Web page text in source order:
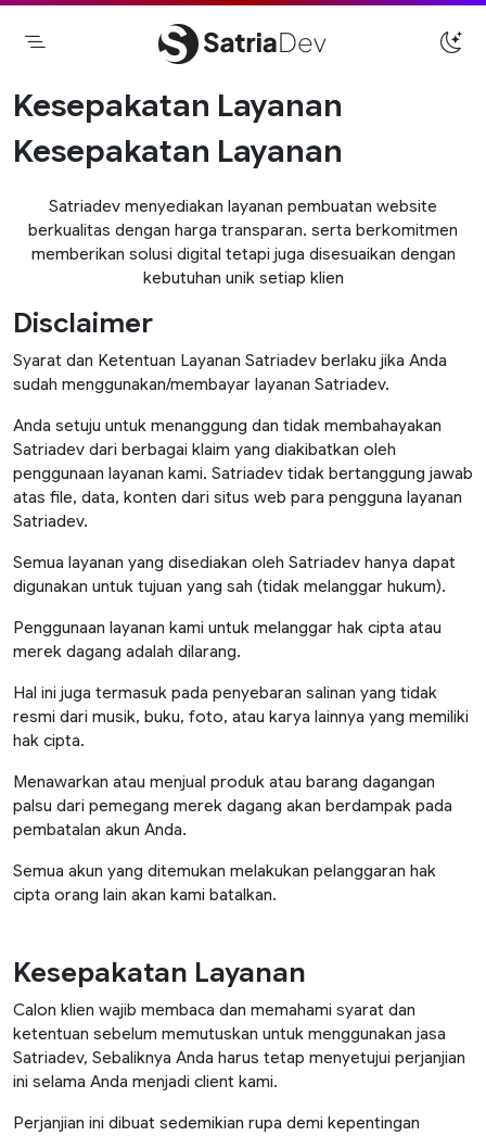
Skip
Surabaya
Kesepakatan Layanan
Kesepakatan Layanan
Satriadev menyediakan layanan pembuatan website
berkualitas dengan harga transparan. serta berkomitmen
memberikan solusi digital tetapi juga disesuaikan dengan
kebutuhan unik setiap klien
Disclaimer
Syarat dan Ketentuan Layanan Satriadev berlaku jika Anda
sudah menggunakan/membayar layanan Satriadev.
Anda setuju untuk menanggung dan tidak membahayakan
Satriadev dari berbagai klaim yang diakibatkan oleh
penggunaan layanan kami. Satriadev tidak bertanggung jawab
atas file, data, konten dari situs web para pengguna layanan
Satriadev.
Semua layanan yang disediakan oleh Satriadev hanya dapat
digunakan untuk tujuan yang sah (tidak melanggar hukum).
Penggunaan layanan kami untuk melanggar hak cipta atau
merek dagang adalah dilarang.
Hal ini juga termasuk pada penyebaran salinan yang tidak
resmi dari musik, buku, foto, atau karya lainnya yang memiliki
hak cipta.
Menawarkan atau menjual produk atau barang dagangan
palsu dari pemegang merek dagang akan berdampak pada
pembatalan akun Anda.
Semua akun yang ditemukan melakukan pelanggaran hak
cipta orang lain akan kami batalkan.
Kesepakatan Layanan
Calon klien wajib membaca dan memahami syarat dan
ketentuan sebelum memutuskan untuk menggunakan jasa
Satriadev, Sebaliknya Anda harus tetap menyetujui perjanjian
ini selama Anda menjadi client kami.
Perjanjian ini dibuat sedemikian rupa demi kepentingan